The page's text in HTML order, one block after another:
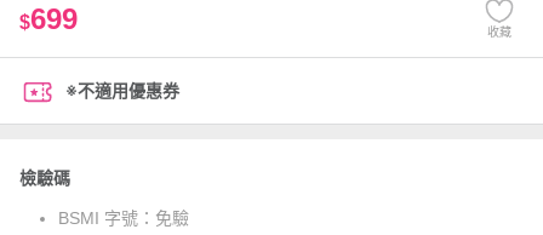
$699 收藏
※不適用優惠券
檢驗碼
BSMI 字號： 免驗